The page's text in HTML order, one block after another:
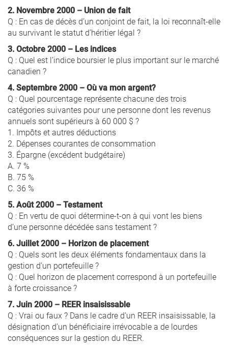
2. Novembre 2000 – Union de fait
Q : En cas de décès d’un conjoint de fait, la loi reconnaît-elle
au survivant le statut d’héritier légal ?
3. Octobre 2000 – Les indices
Q : Quel est l’indice boursier le plus important sur le marché
canadien ?
4. Septembre 2000 – Où va mon argent?
Q : Quel pourcentage représente chacune des trois
catégories suivantes pour une personne dont les revenus
annuels sont supérieurs à 60 000 $ ?
1. Impôts et autres déductions
2. Dépenses courantes de consommation
3. Épargne (excédent budgétaire)
A. 7 %
B. 75 %
C. 36 %
5. Août 2000 – Testament
Q : En vertu de quoi détermine-t-on à qui vont les biens
d’une personne décédée sans testament ?
6. Juillet 2000 – Horizon de placement
Q : Quels sont les deux éléments fondamentaux dans la
gestion d’un portefeuille ?
Q : Quel horizon de placement correspond à un portefeuille
à forte croissance ?
7. Juin 2000 – REER insaisissable
Q : Vrai ou faux ? Dans le cadre d’un REER insaisissable, la
désignation d’un bénéficiaire irrévocable a de lourdes
conséquences sur la gestion du REER.